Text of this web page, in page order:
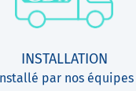
INSTALLATION
par nos équipes